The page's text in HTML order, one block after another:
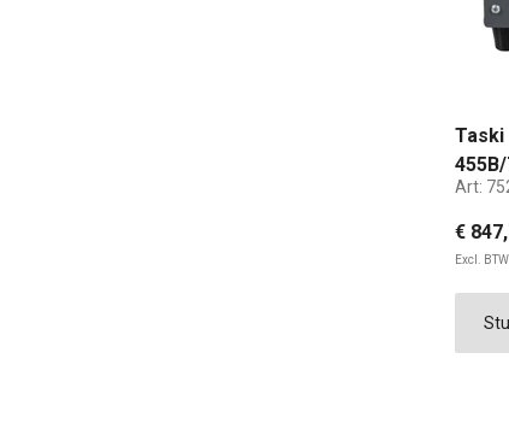
Taski
Art:
€
Excl. BTW